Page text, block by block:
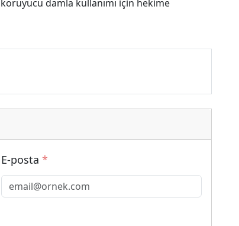
damla kullanımı için hekime
E-posta *